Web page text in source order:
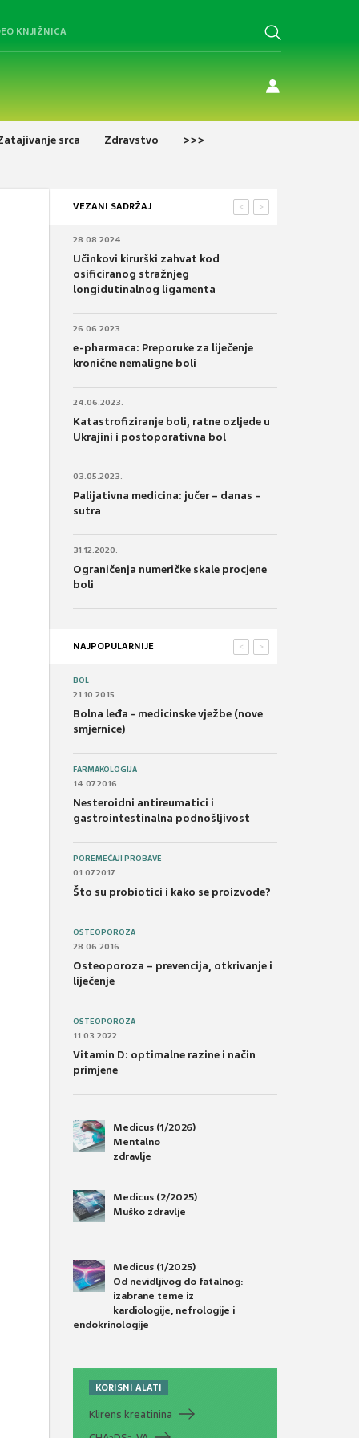
KNJIŽNICA
srca Zdravstvo >>>
VEZANI SADRŽAJ >
<
28.08.2024.
Učinkovi kirurški zahvat kod
osificiranog stražnjeg
longidutinalnog ligamenta
26.06.2023.
e-pharmaca: Preporuke za liječenje
kronične nemaligne boli
24.06.2023.
Katastrofiziranje boli, ratne ozljede u
Ukrajini i postoporativna bol
03.05.2023.
Palijativna medicina: jučer – danas –
sutra
31.12.2020.
Ograničenja numeričke skale procjene
boli
NAJPOPULARNIJE >
<
BOL
21.10.2015.
Bolna leđa - medicinske vježbe (nove
smjernice)
FARMAKOLOGIJA
14.07.2016.
Nesteroidni antireumatici i
gastrointestinalna podnošljivost
POREMEĆAJI PROBAVE
01.07.2017.
Što su probiotici i kako se proizvode?
OSTEOPOROZA
28.06.2016.
Osteoporoza – prevencija, otkrivanje i
liječenje
OSTEOPOROZA
11.03.2022.
Vitamin D: optimalne razine i način
primjene
Medicus (1/2026)
Mentalno
zdravlje
Medicus (2/2025)
Muško zdravlje
Medicus (1/2025)
Od nevidljivog do fatalnog:
izabrane teme iz
kardiologije, nefrologije i
endokrinologije
KORISNI ALATI
Klirens kreatinina